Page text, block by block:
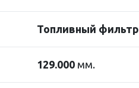
Топливный фильтр
129.000 мм.